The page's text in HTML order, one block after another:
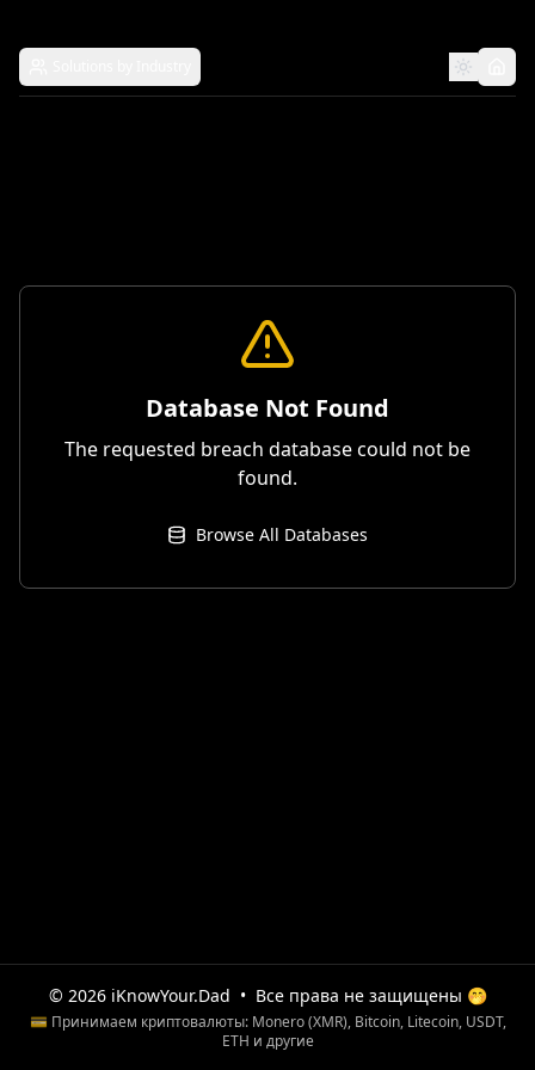
Database Not Found
The requested breach database could not be
found.
Browse All Databases
© 2026 iKnowYour.Dad • Все права не защищены 🤭
💳 Принимаем криптовалюты: Monero (XMR), Bitcoin, Litecoin, USDT,
ETH и другие